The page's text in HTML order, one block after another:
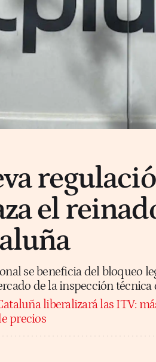
el
se beneficia del bloqueo
de la inspección técnica
liberalizará las ITV:
precios